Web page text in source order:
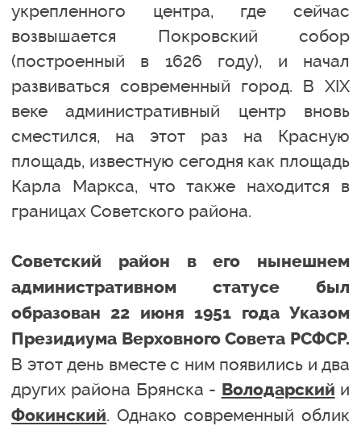
укрепленного центра, где сейчас
возвышается Покровский собор
(построенный в 1626 году), и начал
развиваться современный город. В XIX
веке административный центр вновь
сместился, на этот раз на Красную
площадь, известную сегодня как площадь
Карла Маркса, что также находится в
границах Советского района.
Советский район в его нынешнем
административном статусе был
образован 22 июня 1951 года Указом
Президиума Верховного Совета РСФСР.
В этот день вместе с ним появились и два
других района Брянска - Володарский и
Фокинский. Однако современный облик